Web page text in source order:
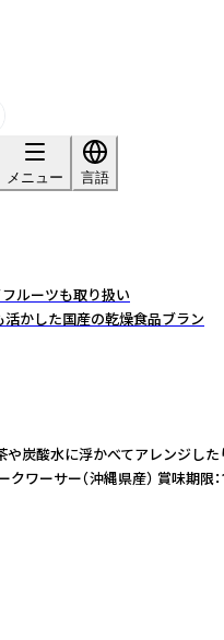
メニュー
言語
フルーツも取り扱い
活かした国産の乾燥食品ブラン
に浮かべてアレンジ
ークワーサー（沖縄県産